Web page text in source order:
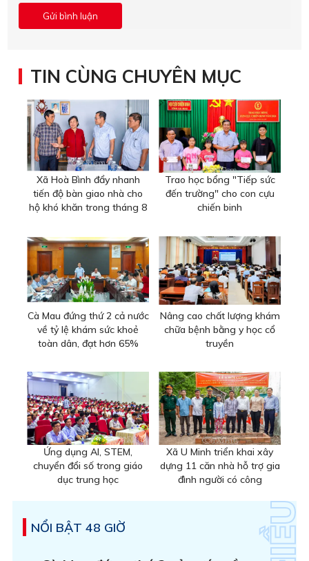
TIN CÙNG CHUYÊN MỤC
Xã Hoà Bình đẩy nhanh
tiến độ bàn giao nhà cho
hộ khó khăn trong tháng 8
Trao học bổng "Tiếp sức
đến trường" cho con cựu
chiến binh
Cà Mau đứng thứ 2 cả nước
về tỷ lệ khám sức khoẻ
toàn dân, đạt hơn 65%
Nâng cao chất lượng khám
chữa bệnh bằng y học cổ
truyền
Ứng dụng AI, STEM,
chuyển đổi số trong giáo
dục trung học
Xã U Minh triển khai xây
dựng 11 căn nhà hỗ trợ gia
đình người có công
NỔI BẬT 48 GIỜ